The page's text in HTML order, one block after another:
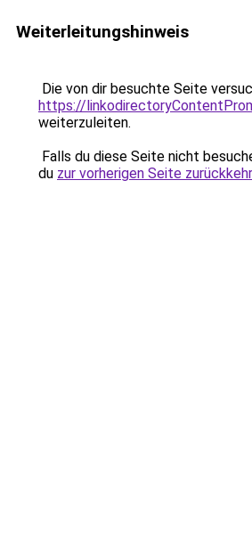
Weiterleitungshinweis
Die von dir besuchte Seite
https://
weiterzuleiten.
Falls du diese Seite nicht
du zur vorherigen Seite